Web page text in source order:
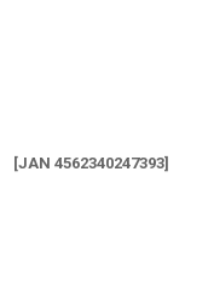
絞り込む
[JAN 4562340247393]